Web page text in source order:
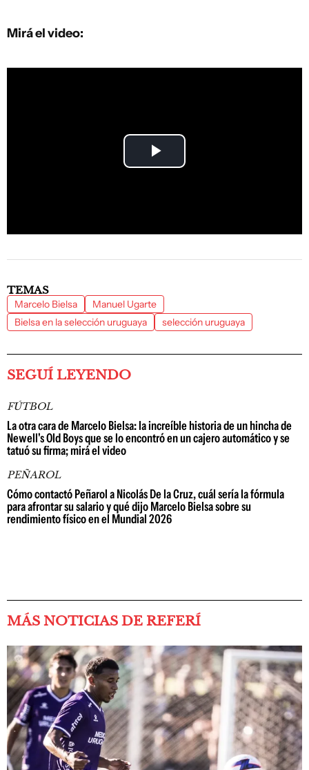
Mirá el video:
Play
TEMAS
Marcelo Bielsa
Manuel Ugarte
Bielsa en la selección uruguaya
selección uruguaya
SEGUÍ LEYENDO
FÚTBOL
La otra cara de Marcelo Bielsa: la increíble historia de un hincha de
Newell's Old Boys que se lo encontró en un cajero automático y se
tatuó su firma; mirá el video
PEÑAROL
Cómo contactó Peñarol a Nicolás De la Cruz, cuál sería la fórmula
para afrontar su salario y qué dijo Marcelo Bielsa sobre su
rendimiento físico en el Mundial 2026
MÁS NOTICIAS DE REFERÍ